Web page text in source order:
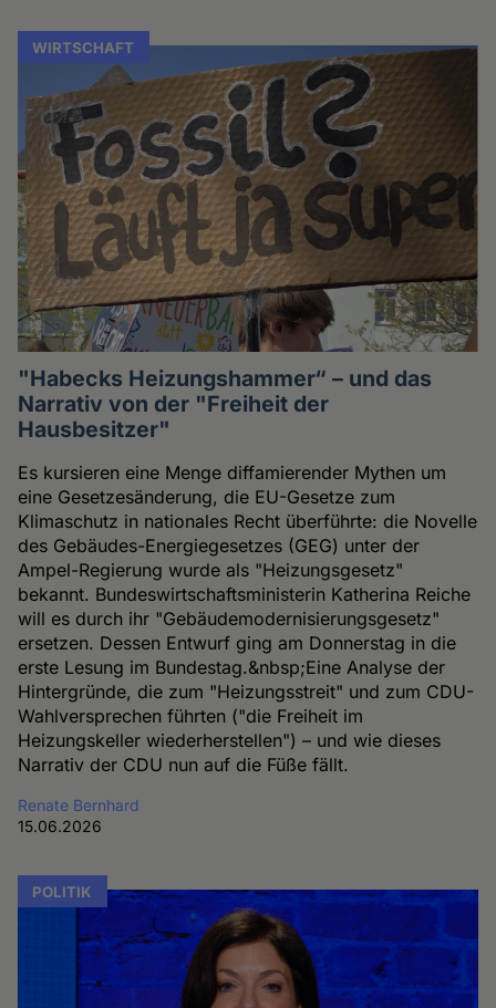
WIRTSCHAFT
"Habecks Heizungshammer“ – und das
Narrativ von der "Freiheit der
Hausbesitzer"
Es kursieren eine Menge diffamierender Mythen um
eine Gesetzesänderung, die EU-Gesetze zum
Klimaschutz in nationales Recht überführte: die Novelle
des Gebäudes-Energiegesetzes (GEG) unter der
Ampel-Regierung wurde als "Heizungsgesetz"
bekannt. Bundeswirtschaftsministerin Katherina Reiche
will es durch ihr "Gebäudemodernisierungsgesetz"
ersetzen. Dessen Entwurf ging am Donnerstag in die
erste Lesung im Bundestag.&nbsp;Eine Analyse der
Hintergründe, die zum "Heizungsstreit" und zum CDU-
Wahlversprechen führten ("die Freiheit im
Heizungskeller wiederherstellen") – und wie dieses
Narrativ der CDU nun auf die Füße fällt.
Renate Bernhard
15.06.2026
POLITIK